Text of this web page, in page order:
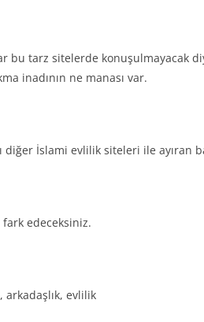
bu tarz sitelerde konuşulmayacak
inadının ne manası var.
İslami evlilik siteleri ile ayıran
edeceksiniz.
arkadaşlık, evlilik